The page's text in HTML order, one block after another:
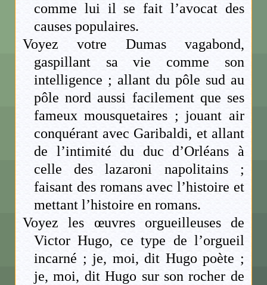
comme lui il se fait l’avocat des
causes populaires.
Voyez votre Dumas vagabond,
gaspillant sa vie comme son
intelligence ; allant du pôle sud au
pôle nord aussi facilement que ses
fameux mousquetaires ; jouant air
conquérant avec Garibaldi, et allant
de l’intimité du duc d’Orléans à
celle des lazaroni napolitains ;
faisant des romans avec l’histoire et
mettant l’histoire en romans.
Voyez les œuvres orgueilleuses de
Victor Hugo, ce type de l’orgueil
incarné ; je, moi, dit Hugo poète ;
je, moi, dit Hugo sur son rocher de